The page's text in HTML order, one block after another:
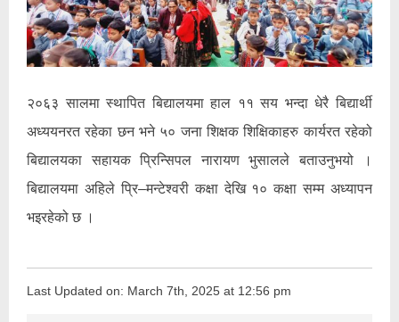
२०६३ सालमा स्थापित बिद्यालयमा हाल ११ सय भन्दा धेरै बिद्यार्थी
अध्ययनरत रहेका छन भने ५० जना शिक्षक शिक्षिकाहरु कार्यरत रहेको
बिद्यालयका सहायक प्रिन्सिपल नारायण भुसालले बताउनुभयो ।
बिद्यालयमा अहिले प्रि–मन्टेश्वरी कक्षा देखि १० कक्षा सम्म अध्यापन
भइरहेको छ ।
Last Updated on: March 7th, 2025 at 12:56 pm